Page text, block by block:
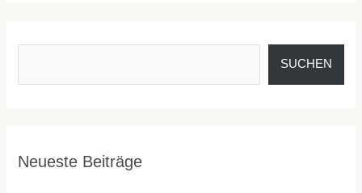
SUCHEN
Neueste Beiträge